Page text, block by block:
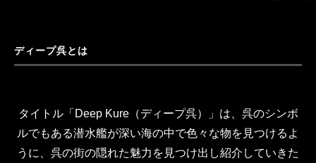
ディープ呉とは
タイトル「Deep Kure（ディープ呉）」は、呉のシンボ
ルでもある潜水艦が深い海の中で色々な物を見つけるよ
うに、呉の街の隠れた魅力を見つけ出し紹介していきた